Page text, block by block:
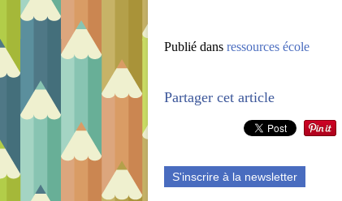
Publié dans ressources école
Partager cet article
S'inscrire à la newsletter